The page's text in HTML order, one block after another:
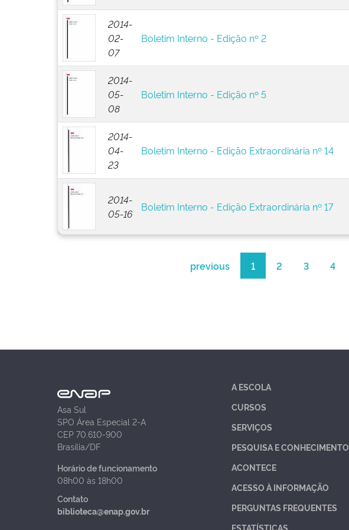
2014-
02-
07
Boletim Interno - Edição nº 2
2014-
05-
08
Boletim Interno - Edição nº 5
2014-
04-
23
Boletim Interno - Edição Extraordinária nº 14
2014-
05-16
Boletim Interno - Edição Extraordinária nº 17
previous 1 2 3 4
Asa Sul
SPO Área Especial 2-A
CEP 70.610-900
Brasília/DF
Horário de funcionamento
08h00 às 18h00
Contato
biblioteca@enap.gov.br
A ESCOLA
CURSOS
SERVIÇOS
PESQUISA E CONHECIMENTO
ACONTECE
ACESSO À INFORMAÇÃO
PERGUNTAS FREQUENTES
ESTATÍSTICAS